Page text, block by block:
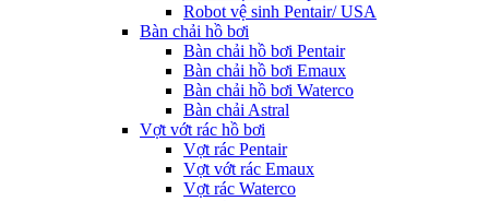
Robot vệ sinh Pentair/ USA
Bàn chải hồ bơi
Bàn chải hồ bơi Pentair
Bàn chải hồ bơi Emaux
Bàn chải hồ bơi Waterco
Bàn chải Astral
Vợt vớt rác hồ bơi
Vợt rác Pentair
Vợt vớt rác Emaux
Vợt rác Waterco